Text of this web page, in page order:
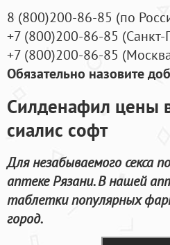
8 (800)200-86-85 (по
+7 (800)200-86-85 (Санкт-
+7 (800)200-86-85 (
Обязательно назовите
Силденафил цены
сиалис софт
Для незабываемого секса
аптеке Рязани. В нашей
таблетки популярных
город.